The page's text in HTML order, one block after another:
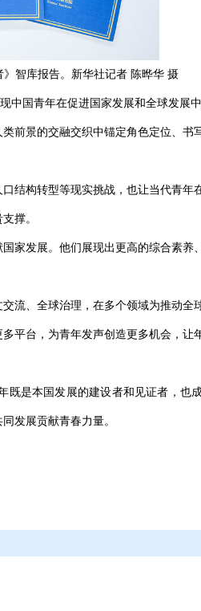
智库报告。新华社记者 陈晔华 摄
中国青年在促进国家发展和全球发展
前景的交融交织中锚定角色定位、书
结构转型等现实挑战，也让当代青年
撑。
家发展。他们展现出更高的综合素养
流、全球治理，在多个领域为推动全
平台，为青年发声创造更多机会，让
是本国发展的建设者和见证者，也
发展贡献青春力量。